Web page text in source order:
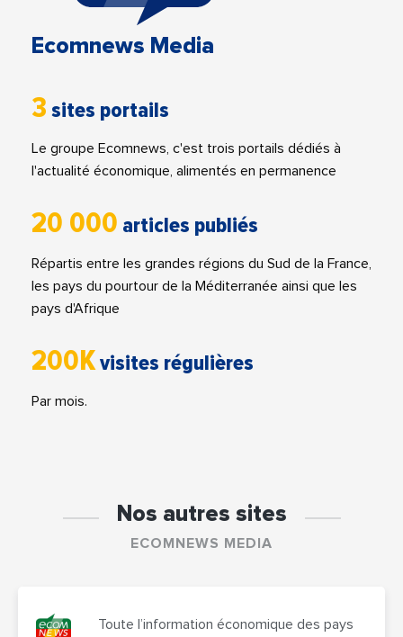
Ecomnews Media
3 sites portails
Le groupe Ecomnews, c'est trois portails dédiés à
l'actualité économique, alimentés en permanence
20 000 articles publiés
Répartis entre les grandes régions du Sud de la France,
les pays du pourtour de la Méditerranée ainsi que les
pays d'Afrique
200Kvisites régulières
Par mois.
Nos autres sites
ECOMNEWS MEDIA
Toute l’information économique des pays